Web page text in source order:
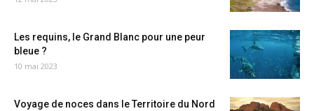
Les requins, le Grand Blanc pour une peur
bleue ?
10 mai 2023
Voyage de noces dans le Territoire du Nord